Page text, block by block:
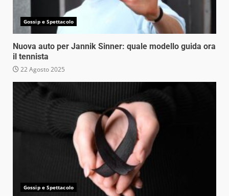
Gossip e Spettacolo
Nuova auto per Jannik Sinner: quale modello guida ora
il tennista
22 Agosto 2025
Gossip e Spettacolo